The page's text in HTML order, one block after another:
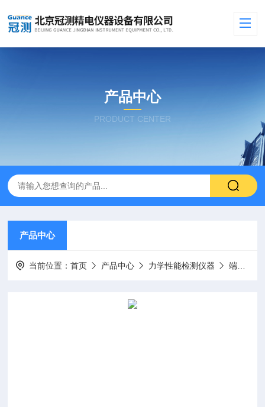
产品中心
PRODUCT CENTER
产品中心
当前位置：首页 产品中心 力学性能检测仪器 端子电流循环寿命试验机